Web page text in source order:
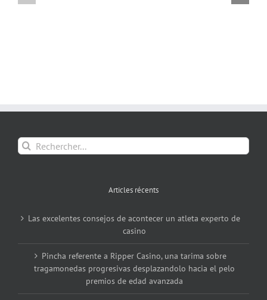
Rechercher:
Articles récents
Las excelentes consejos de acontecer un atleta experto de
casino
Pincha referente a Ripper Casino, una tarima sobre
tragamonedas progresivas desplazandolo hacia el pelo
premios de edad avanzada